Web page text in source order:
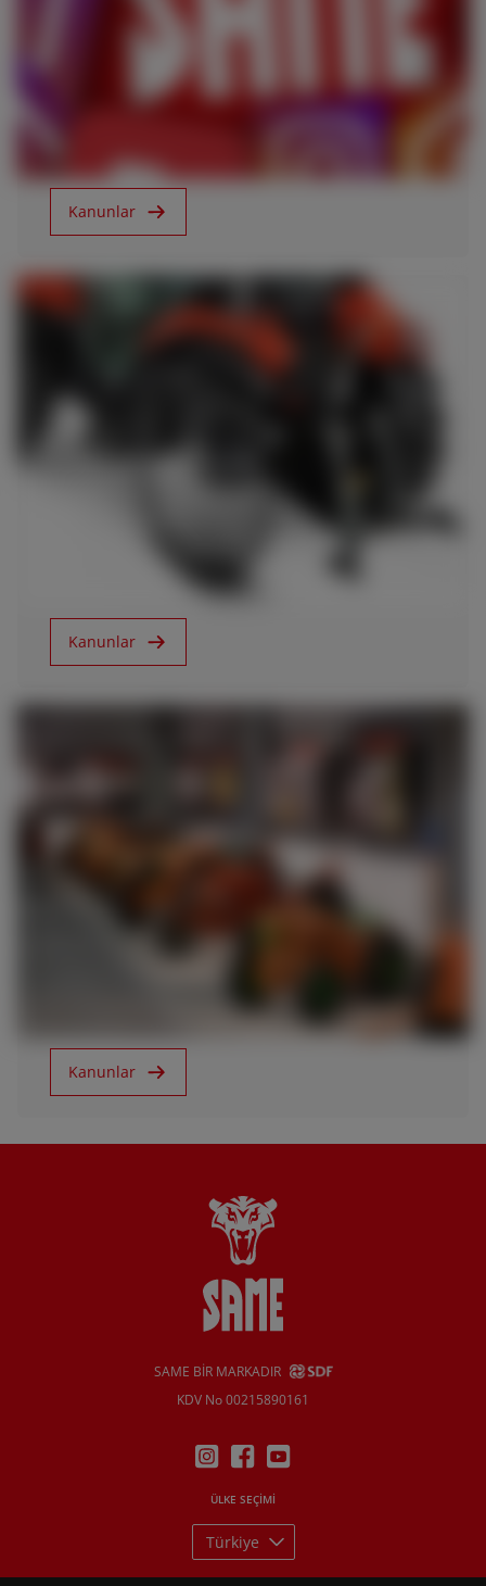
Instagram'dayız!
Kanunlar
Kanunlar
hattı açılışını Treviglio’da gerçekleştirdi.
Kanunlar
SAME BIR MARKADIR
KDV No 00215890161
ÜLKE SEÇIMI
Türkiye